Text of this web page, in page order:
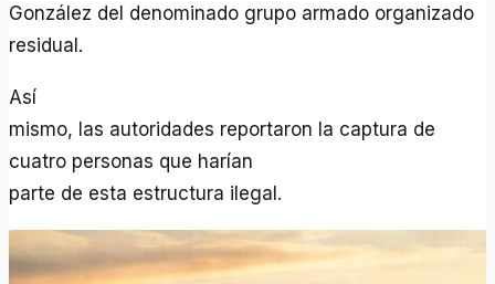
González del denominado grupo armado organizado
residual.
Así
mismo, las autoridades reportaron la captura de
cuatro personas que harían
parte de esta estructura ilegal.